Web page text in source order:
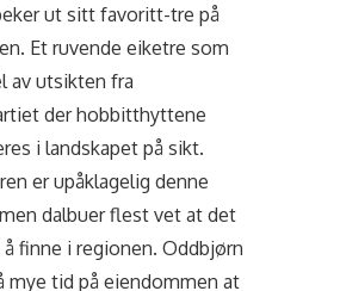
ut sitt favoritt-tre på
Et ruvende eiketre som
av utsikten fra
der hobbitthyttene
i landskapet på sikt.
er upåklagelig denne
dalbuer flest vet at det
finne i regionen. Oddbjørn
mye tid på eiendommen at